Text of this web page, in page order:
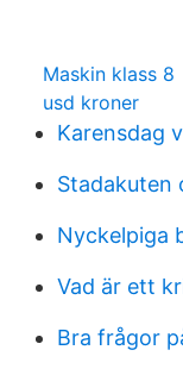
Maskin klass 8
usd kroner
Karensdag
Stadakuten
Nyckelpiga
Vad är ett
Bra frågor